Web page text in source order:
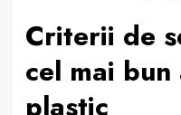
Criterii de
cel mai
plastic